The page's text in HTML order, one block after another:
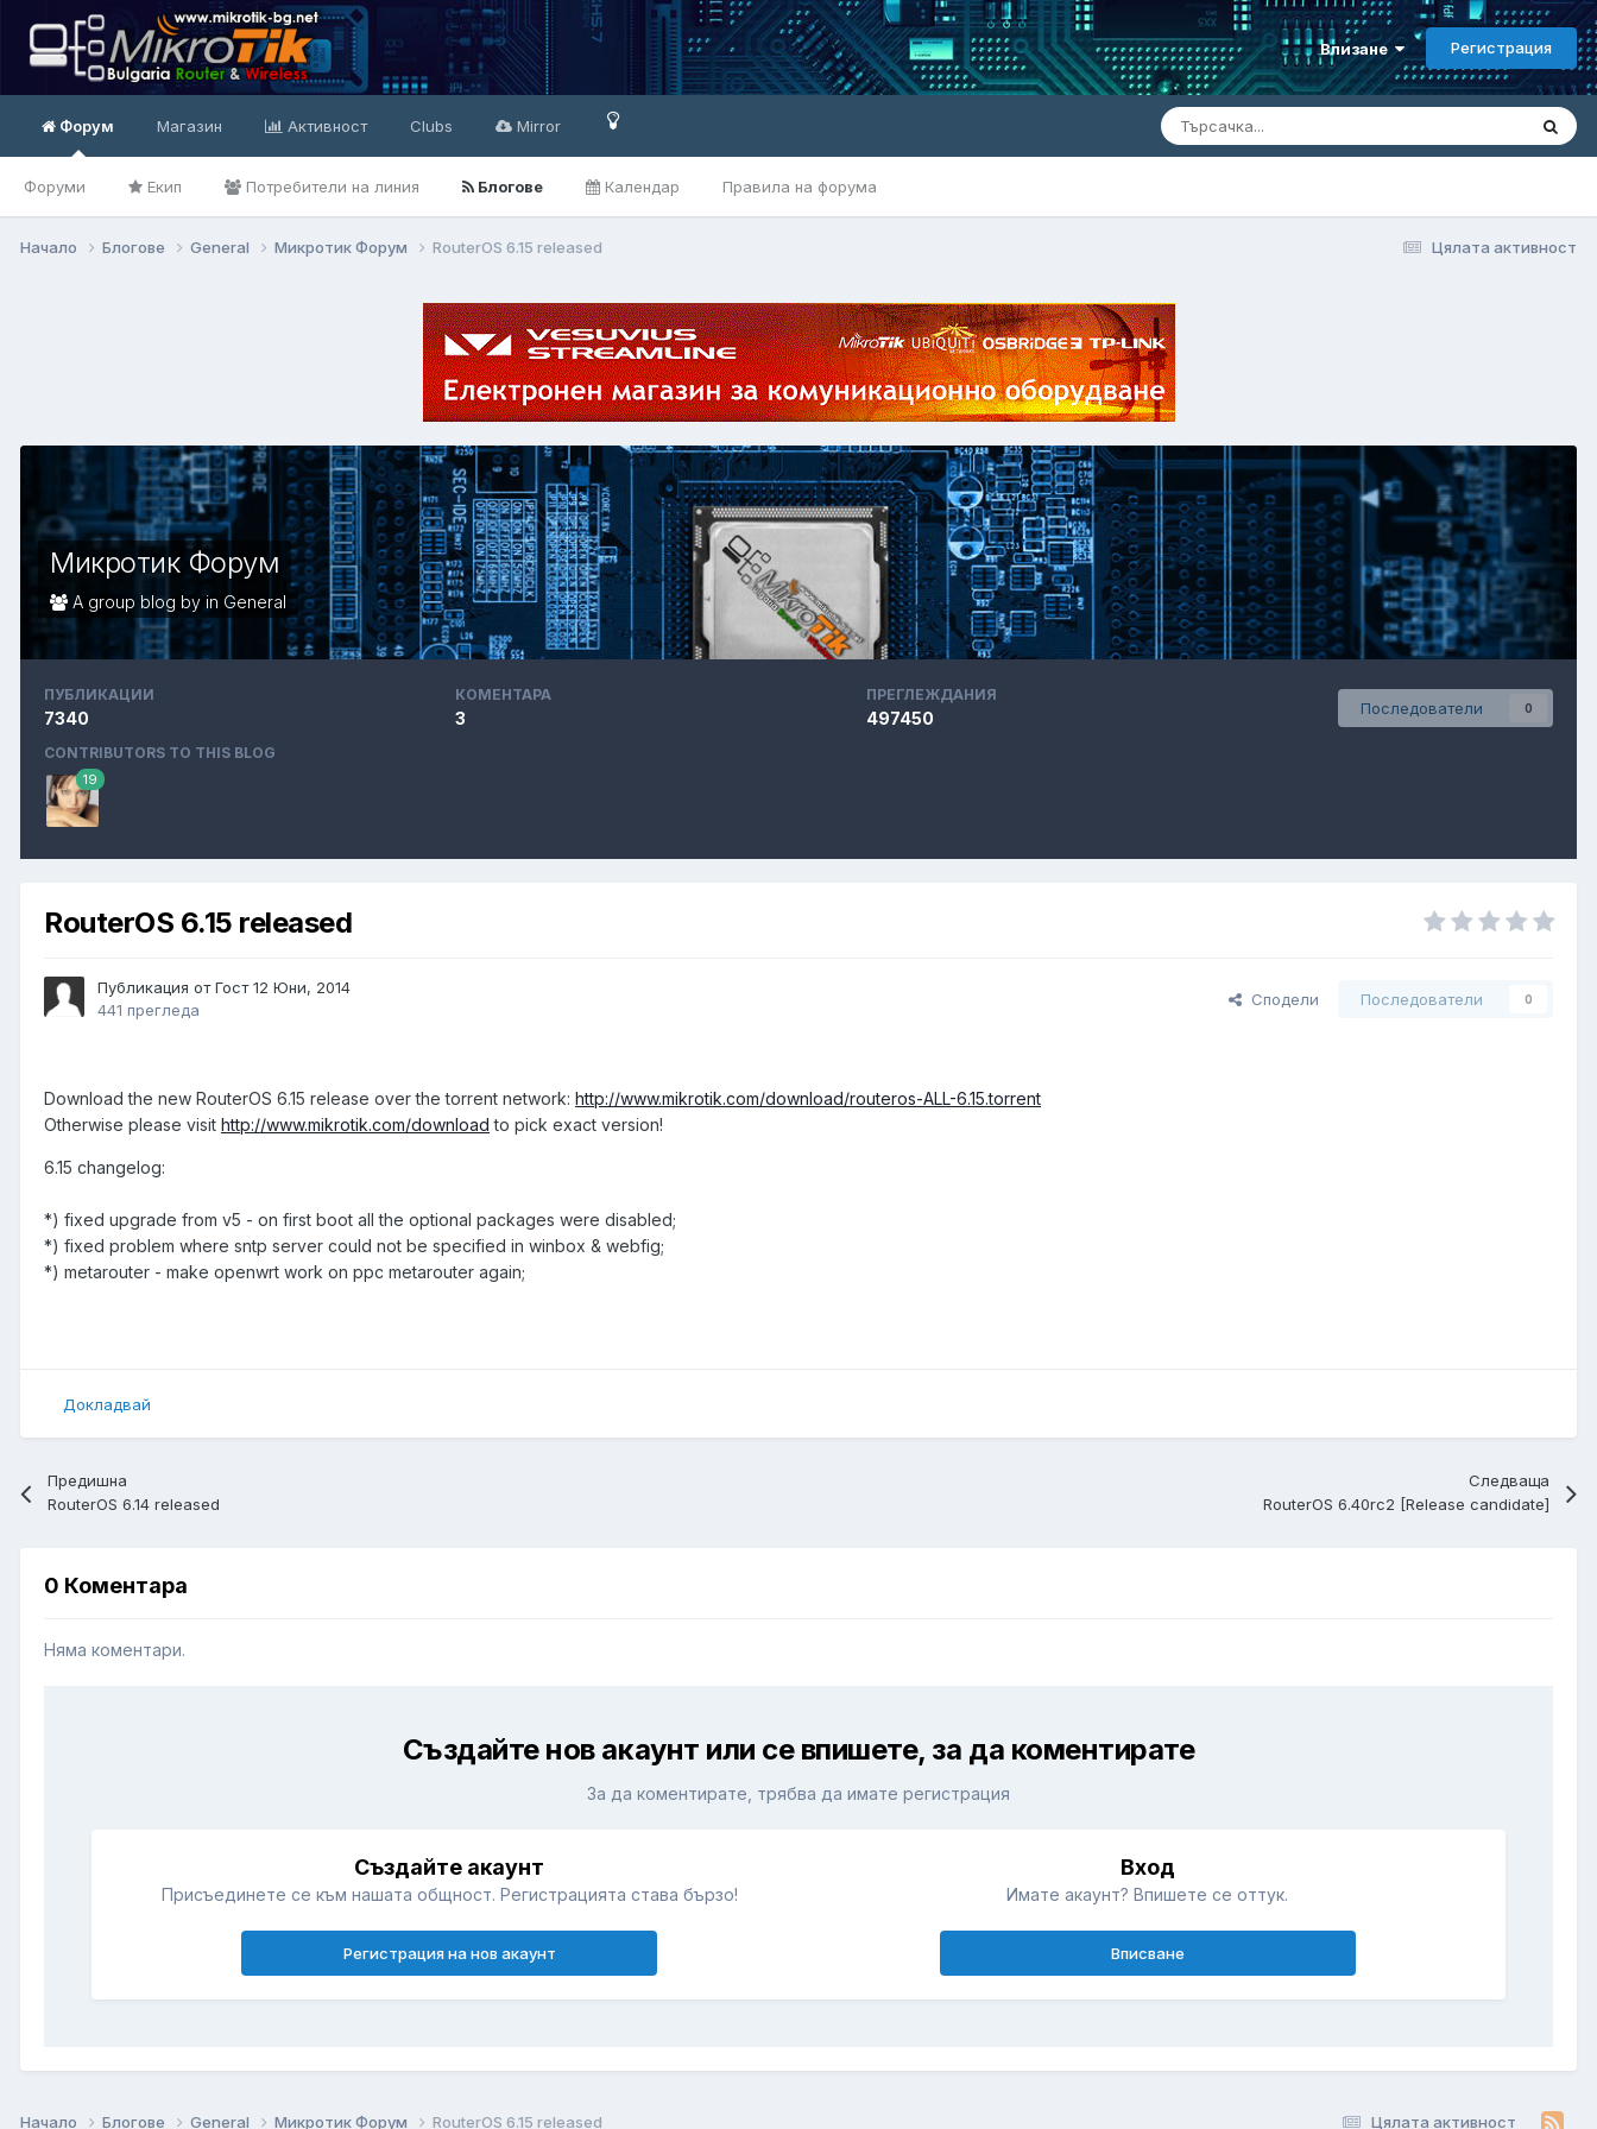
Влизане Регистрация
Форум
Форуми Екип Потребители на линия Блогове Календар Правила на форума
Магазин Активност Clubs Mirror
Цялата активност
Начало Блогове General Микротик Форум RouterOS 6.15 released
Микротик Форум
A group blog by in General
Последователи 0
ПУБЛИКАЦИИ
7340
КОМЕНТАРА
3
ПРЕГЛЕЖДАНИЯ
497450
CONTRIBUTORS TO THIS BLOG
19
RouterOS 6.15 released
Публикация от Гост12 Юни, 2014
441 прегледа
Сподели Последователи 0
Download the new RouterOS 6.15 release over the torrent network: http://www.mikrotik.com/download/routeros-ALL-6.15.torrent
Otherwise please visit http://www.mikrotik.com/download to pick exact version!
6.15 changelog:
*) fixed upgrade from v5 - on first boot all the optional packages were disabled;
*) fixed problem where sntp server could not be specified in winbox & webfig;
*) metarouter - make openwrt work on ppc metarouter again;
Докладвай
Предишна
RouterOS 6.14 released
Следваща
RouterOS 6.40rc2 [Release candidate]
0 Коментара
Няма коментари.
Създайте нов акаунт или се впишете, за да коментирате
За да коментирате, трябва да имате регистрация
Създайте акаунт
Присъединете се към нашата общност. Регистрацията става бързо!
Регистрация на нов акаунт
Вход
Имате акаунт? Впишете се оттук.
Вписване
Цялата активност
Начало Блогове General Микротик Форум RouterOS 6.15 released